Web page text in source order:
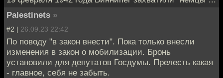
Palestinets »
#2 | 26.09.23 22:42
По поводу "в закон внести". Пока только внесли
изменения в закон о мобилизации. Бронь
установили для депутатов Госдумы. Прелесть какая
- главное, себя не забыть.